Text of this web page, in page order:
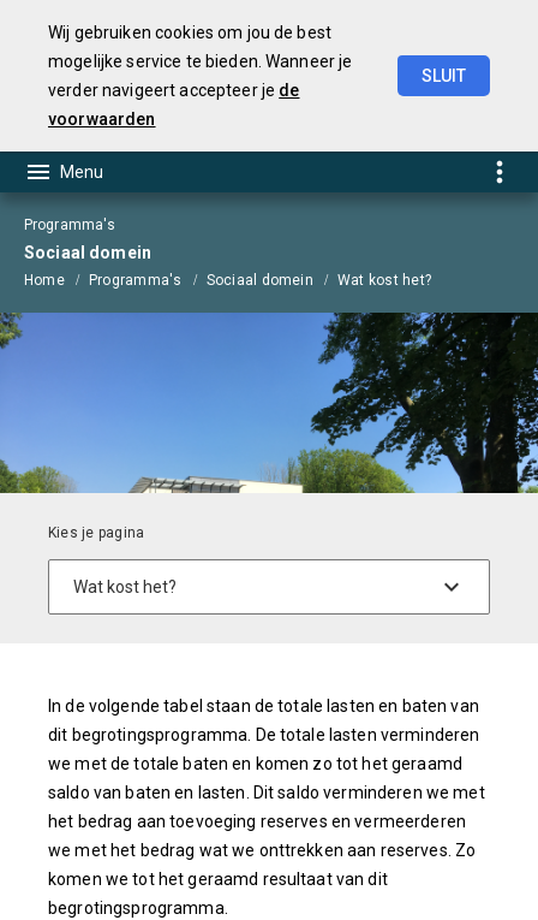
Wij gebruiken cookies om jou de best
mogelijke service te bieden. Wanneer je
verder navigeert accepteer je de
voorwaarden
SLUIT
Programma's
Sociaal domein
Home Programma's Sociaal domein Wat kost het?
In de volgende tabel staan de totale lasten en baten van
dit begrotingsprogramma. De totale lasten verminderen
we met de totale baten en komen zo tot het geraamd
saldo van baten en lasten. Dit saldo verminderen we met
het bedrag aan toevoeging reserves en vermeerderen
we met het bedrag wat we onttrekken aan reserves. Zo
komen we tot het geraamd resultaat van dit
begrotingsprogramma.